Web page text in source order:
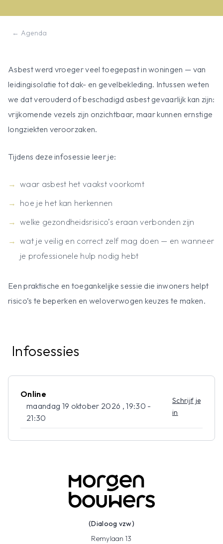
← Agenda
Asbest werd vroeger veel toegepast in woningen — van
leidingisolatie tot dak- en gevelbekleding. Intussen weten
we dat verouderd of beschadigd asbest gevaarlijk kan zijn:
vrijkomende vezels zijn onzichtbaar, maar kunnen ernstige
longziekten veroorzaken.
Tijdens deze infosessie leer je:
waar asbest het vaakst voorkomt
hoe je het kan herkennen
welke gezondheidsrisico’s eraan verbonden zijn
wat je veilig en correct zelf mag doen — en wanneer
je professionele hulp nodig hebt
Een praktische en toegankelijke sessie die inwoners helpt
risico’s te beperken en weloverwogen keuzes te maken.
Infosessies
Online
maandag 19 oktober 2026 , 19:30 -
21:30
Schrijf je
in
(Dialoog vzw)
Remylaan 13